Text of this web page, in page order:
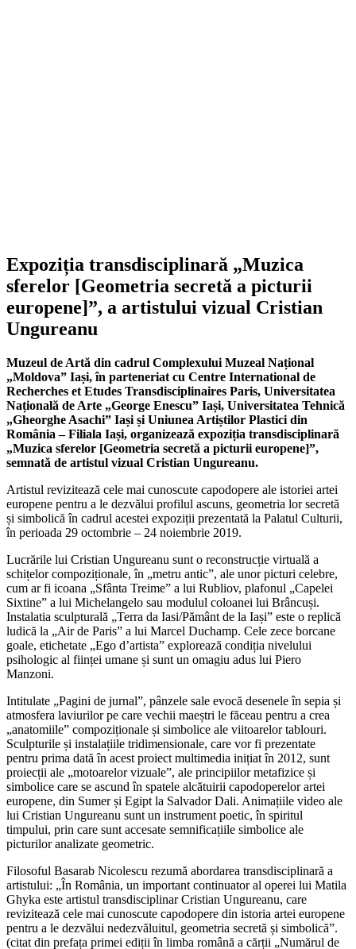
Expoziția transdisciplinară „Muzica
sferelor [Geometria secretă a picturii
europene]”, a artistului vizual Cristian
Ungureanu
Muzeul de Artă din cadrul Complexului Muzeal Național
„Moldova” Iași, în parteneriat cu Centre International de
Recherches et Etudes Transdisciplinaires Paris, Universitatea
Națională de Arte „George Enescu” Iași, Universitatea Tehnică
„Gheorghe Asachi” Iași și Uniunea Artiștilor Plastici din
România – Filiala Iași, organizează expoziția transdisciplinară
„Muzica sferelor [Geometria secretă a picturii europene]”,
semnată de artistul vizual Cristian Ungureanu.
Artistul revizitează cele mai cunoscute capodopere ale istoriei artei
europene pentru a le dezvălui profilul ascuns, geometria lor secretă
și simbolică în cadrul acestei expoziții prezentată la Palatul Culturii,
în perioada 29 octombrie – 24 noiembrie 2019.
Lucrările lui Cristian Ungureanu sunt o reconstrucție virtuală a
schițelor compoziționale, în „metru antic”, ale unor picturi celebre,
cum ar fi icoana „Sfânta Treime” a lui Rubliov, plafonul „Capelei
Sixtine” a lui Michelangelo sau modulul coloanei lui Brâncuși.
Instalatia sculpturală „Terra da Iasi/Pământ de la Iași” este o replică
ludică la „Air de Paris” a lui Marcel Duchamp. Cele zece borcane
goale, etichetate „Ego d’artista” explorează condiția nivelului
psihologic al ființei umane și sunt un omagiu adus lui Piero
Manzoni.
Intitulate „Pagini de jurnal”, pânzele sale evocă desenele în sepia și
atmosfera laviurilor pe care vechii maeștri le făceau pentru a crea
„anatomiile” compoziționale și simbolice ale viitoarelor tablouri.
Sculpturile și instalațiile tridimensionale, care vor fi prezentate
pentru prima dată în acest proiect multimedia inițiat în 2012, sunt
proiecții ale „motoarelor vizuale”, ale principiilor metafizice și
simbolice care se ascund în spatele alcătuirii capodoperelor artei
europene, din Sumer și Egipt la Salvador Dali. Animațiile video ale
lui Cristian Ungureanu sunt un instrument poetic, în spiritul
timpului, prin care sunt accesate semnificațiile simbolice ale
picturilor analizate geometric.
Filosoful Basarab Nicolescu rezumă abordarea transdisciplinară a
artistului: „În România, un important continuator al operei lui Matila
Ghyka este artistul transdisciplinar Cristian Ungureanu, care
revizitează cele mai cunoscute capodopere din istoria artei europene
pentru a le dezvălui nedezvăluitul, geometria secretă și simbolică”.
(citat din prefața primei ediții în limba română a cărții „Numărul de